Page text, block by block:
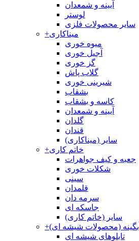
آیینه و شمعدان
لوستر
سایر محصولات فلزی
+میناکاری
میوه خوری
آجیل خوری
گز خوری
گلاب پاش
شیرینی خوری
بشقاب
کاسه و بشقاب
آیینه و شمعدان
گلدان
قندان
سایر (میناکاری)
+خاتم کاری
جعبه و کیف جواهرات
شکلات خوری
سینی
قلمدان
سرمه دان
جاسکه ای
سایر (خاتم کاری)
+آبگینه (محصولات شیشه ای)
تابلوهای شیشه ای